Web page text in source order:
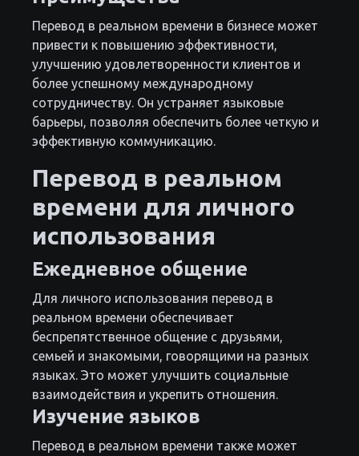
Перевод в реальном времени в бизнесе может
привести к повышению эффективности,
улучшению удовлетворенности клиентов и
более успешному международному
сотрудничеству. Он устраняет языковые
барьеры, позволяя обеспечить более четкую и
эффективную коммуникацию.
Перевод в реальном
времени для личного
использования
Ежедневное общение
Для личного использования перевод в
реальном времени обеспечивает
беспрепятственное общение с друзьями,
семьей и знакомыми, говорящими на разных
языках. Это может улучшить социальные
взаимодействия и укрепить отношения.
Изучение языков
Перевод в реальном времени также может